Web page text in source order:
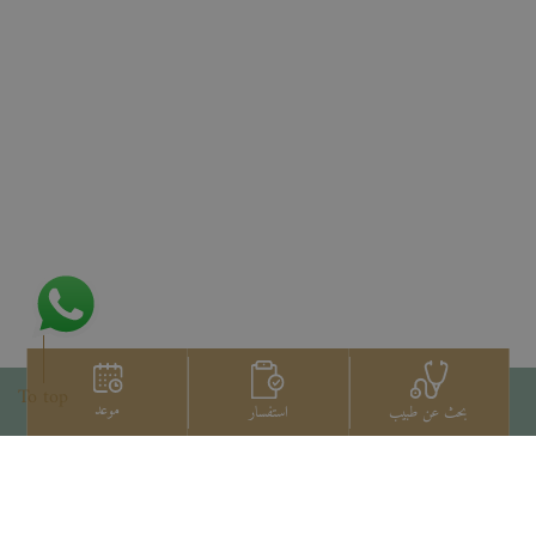
بحث عن طبيب استفسار موعد To top